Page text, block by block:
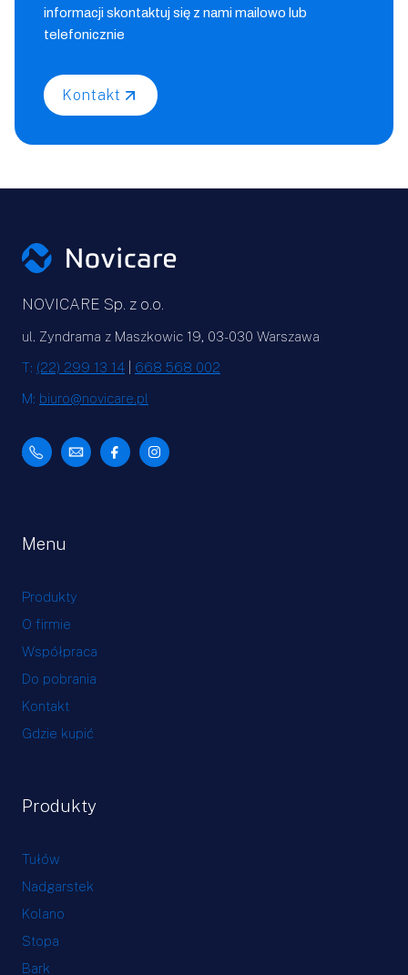
informacji skontaktuj się z nami mailowo lub
telefonicznie
Kontakt
NOVICARE Sp. z o.o.
ul. Zyndrama z Maszkowic 19, 03-030 Warszawa
T: (22) 299 13 14
668 568 002
M: biuro@novicare.pl
Menu
Produkty
O firmie
Współpraca
Do pobrania
Kontakt
Gdzie kupić
Produkty
Tułów
Nadgarstek
Kolano
Stopa
Bark